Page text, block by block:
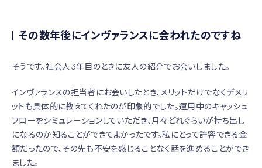
その数年後にインヴァランスに会われたのですね
そうです。社会人3年目のときに友人の紹介でお会いしました。
インヴァランスの担当者にお会いしたとき、メリットだけでなくデメリ
ットも具体的に教えてくれたのが印象的でした。運用中のキャッシュ
フローをシミュレーションしていただき、月々どれぐらいが持ち出し
になるのか知ることができてよかったです。私にとって許容できる金
額だったので、その先も不安を感じることなく話を進めることができ
ました。